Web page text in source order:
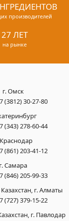
производителей
27 ЛЕТ
на рынке
г. Омск
(3812) 30-27-80
(343) 278-60-44
Краснодар
(861) 203-41-12
г. Самара
(846) 205-99-33
г. Алматы
(727) 379-15-22
г. Павлодар